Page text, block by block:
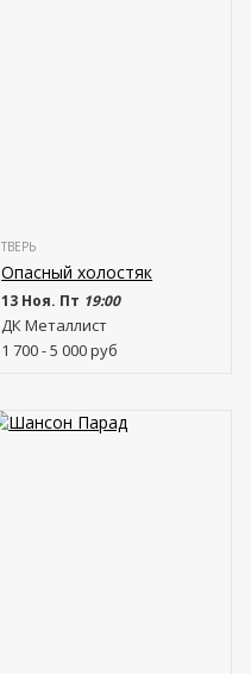
ТВЕРЬ
Опасный холостяк
13 Ноя. Пт 19:00
ДК Металлист
1 700 - 5 000руб